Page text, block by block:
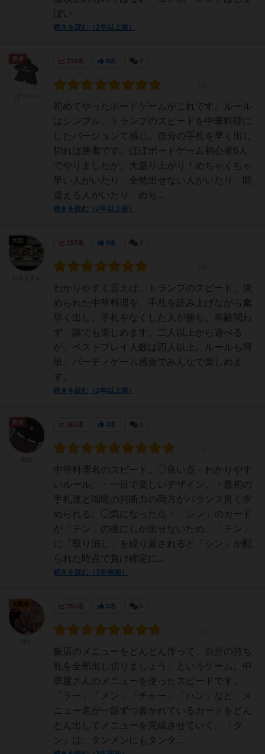
ぼい
続きを読む（2年以上前）
218名 0名
初めてやったボードゲームがこれです。ルール
はシンプル。トランプのスピードを中華料理に
したバージョンて感じ。自分の手札を早く出し
切れば勝者です。ほぼボードゲーム初心者6人
でやりましたが、大盛り上がり！めちゃくちゃ
早い人がいたり、全然出せない人がいたり、間
違える人がいたり、めち...
続きを読む（2年以上前）
勇者
157名 0名
わかりやすく言えば、トランプのスピード。決
められた中華料理を、手札を読み上げながら素
早く出し、手札をなくした人が勝ち。年齢問わ
ず、誰でも楽しめます。二人以上から遊べる
が、ベストプレイ人数は四人以上。ルールも簡
単、パーティゲーム感覚でみんなで楽しめま
す。
続きを読む（2年以上前）
大臣
361名 3名
中華料理名のスピード。◯良い点・わかりやす
いルール。・一目で楽しいデザイン。・最初の
手札運と咄嗟の判断力の両方がバランス良く求
められる。◯気になった点・「シン」のカード
が「テン」の後にしか出せないため、「テン」
に「取り消し」を繰り返されると「シン」が配
られた時点で負け確定に...
続きを読む（3年弱前）
勇者
291名 2名
飯店のメニューをどんどん作って、自分の持ち
札を全部出し切りましょう、というゲーム。中
華屋さんのメニューを使ったスピードです。
「ラー」「メン」「チャー」「ハン」など、メ
ニュー名が一部ずつ書かれているカードをどん
どん出してメニューを完成させていく。「タ
ン」は、タンメンにもタンタ...
大賢者